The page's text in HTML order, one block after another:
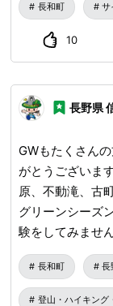
長和町 サ
10
長野県
GWもたくさん
がとうございます！！😍 ながわサイク
原、不動滝、古
グリーンシーズ
験をしてみませんか？
原 三峰大展望
長和町 長
登山・ハイキング